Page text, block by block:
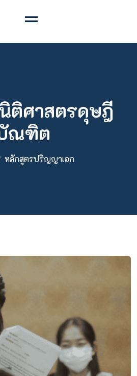
ติศาสตรดุษฎี
ณฑิต
หลักสูตรปริญญาเอก